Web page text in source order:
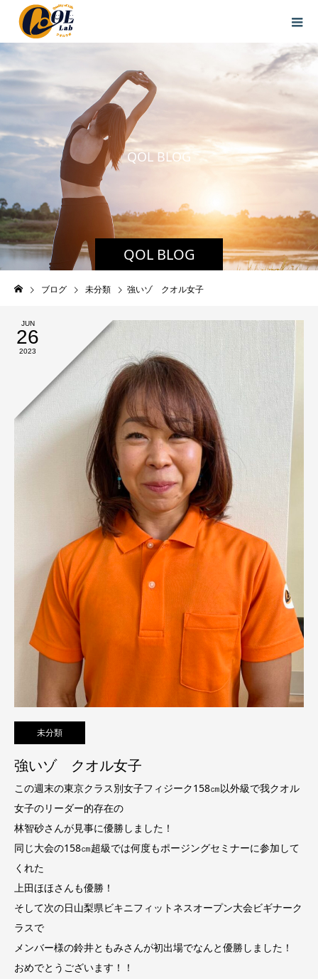
QOL BLOG
QOL BLOG
ブログ 未分類 強いゾ クオル女子
JUN
26
2023
未分類
強いゾ クオル女子
この週末の東京クラス別女子フィジーク158㎝以外級で我クオル
女子のリーダー的存在の
林智砂さんが見事に優勝しました！
同じ大会の158㎝超級では何度もポージングセミナーに参加して
くれた
上田ほほさんも優勝！
そして次の日山梨県ビキニフィットネスオープン大会ビギナーク
ラスで
メンバー様の鈴井ともみさんが初出場でなんと優勝しました！
おめでとうございます！！